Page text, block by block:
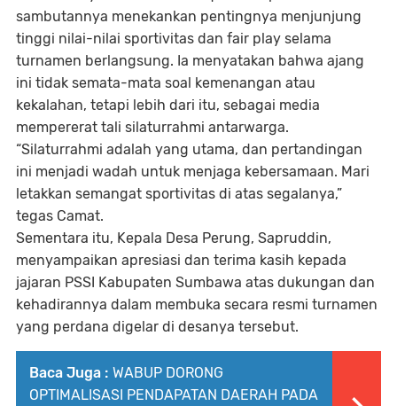
sambutannya menekankan pentingnya menjunjung
tinggi nilai-nilai sportivitas dan fair play selama
turnamen berlangsung. Ia menyatakan bahwa ajang
ini tidak semata-mata soal kemenangan atau
kekalahan, tetapi lebih dari itu, sebagai media
mempererat tali silaturrahmi antarwarga.
“Silaturrahmi adalah yang utama, dan pertandingan
ini menjadi wadah untuk menjaga kebersamaan. Mari
letakkan semangat sportivitas di atas segalanya,”
tegas Camat.
Sementara itu, Kepala Desa Perung, Sapruddin,
menyampaikan apresiasi dan terima kasih kepada
jajaran PSSI Kabupaten Sumbawa atas dukungan dan
kehadirannya dalam membuka secara resmi turnamen
yang perdana digelar di desanya tersebut.
Baca Juga : WABUP DORONG
OPTIMALISASI PENDAPATAN DAERAH PADA